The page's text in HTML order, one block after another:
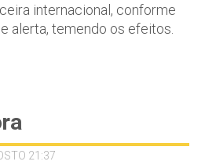
internacional, conforme
alerta, temendo os efeitos.
21:37